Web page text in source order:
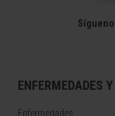
ENFERMEDADES
Enfermedades